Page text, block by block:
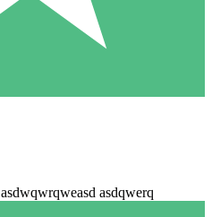
asdwqwrqweasd asdqwerq